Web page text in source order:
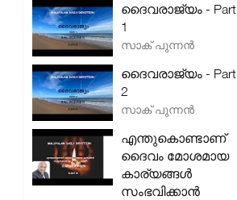
ദൈവരാജ്യം - Part
1
സാക് പുന്നൻ
ദൈവരാജ്യം - Part
2
സാക് പുന്നൻ
എന്തുകൊണ്ടാണ്
ദൈവം മോശമായ
കാര്യങ്ങൾ
സംഭവിക്കാൻ